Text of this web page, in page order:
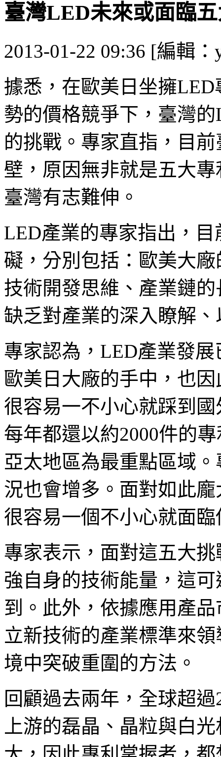
臺灣LED未來或面臨
2013-01-22 09:36 [編輯：
據悉，在歐美日坐擁
勢的價格競爭下，臺灣
的挑戰。專家直指，目
壁，原因無非就是五大
臺灣有志難伸。
LED產業的專家指出，
礙，分別包括：歐美大
技術開發思維、產業鏈
缺乏對產業的深入瞭解
專家認為，LED產業發
歐美日大廠的手中，也
很容易一不小心就踩到
每年都還以約2000件的
亞太地區為最重點區域
況也會增多。面對如此
很容易一個不小心就面
專家表示，面對這五大
強自身的技術能量，這
到。此外，依據應用產
立新技術的產業標準來
境中突破重圍的方法。
回顧過去兩年，全球超
上游的磊晶、晶粒與白